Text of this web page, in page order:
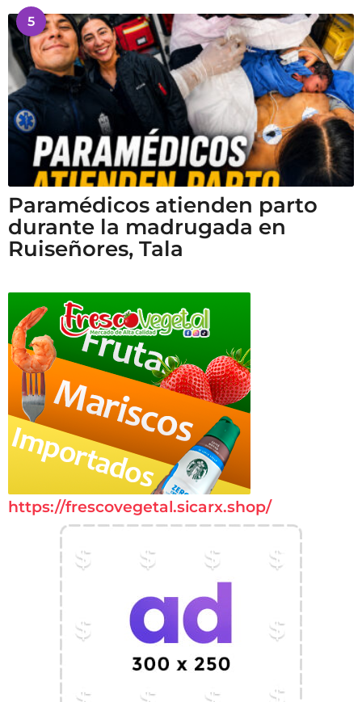
5
Paramédicos atienden parto
durante la madrugada en
Ruiseñores, Tala
https://frescovegetal.sicarx.shop/